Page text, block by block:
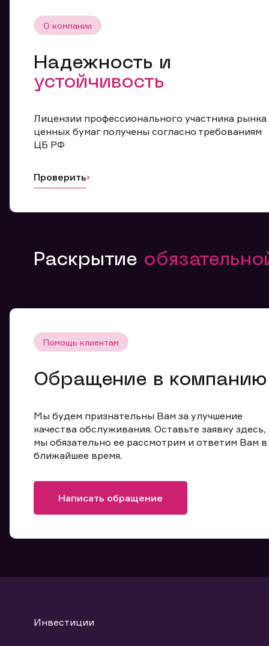
О компании
Надежность и
устойчивость
Лицензии профессионального участника рынка
ценных бумаг получены согласно требованиям
ЦБ РФ
Проверить
Раскрытие
Помощь клиентам
Обращение в компанию
Мы будем признательны Вам за улучшение
качества обслуживания. Оставьте заявку здесь,
мы обязательно ее рассмотрим и ответим Вам в
ближайшее время.
Написать обращение
Инвестиции